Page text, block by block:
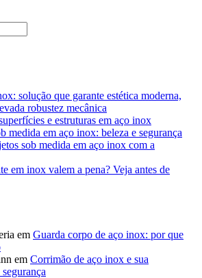
solução que garante estética moderna,
robustez mecânica
e estruturas em aço inox
medida em aço inox: beleza e segurança
sob medida em aço inox com a
em inox valem a pena? Veja antes de
em Guarda corpo de aço inox: por que
em Corrimão de aço inox e sua